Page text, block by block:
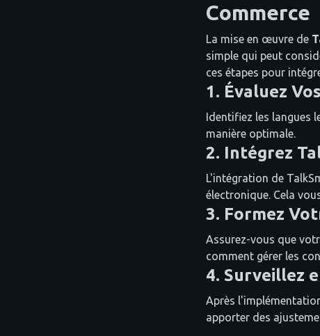
Commerce
La mise en œuvre de
simple qui peut
ces étapes pour
1. Évaluez
Identifiez les langues
manière optimale.
2. Intégrez
L'intégration de
électronique. Cela
3. Formez
Assurez-vous que
comment gérer les
4. Surveillez
Après
apporter des